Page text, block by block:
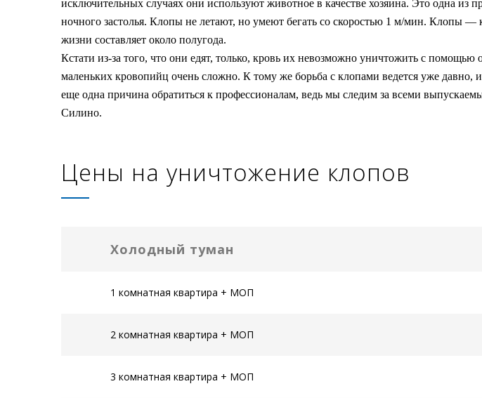
исключительных случаях они используют животное в качестве хозяина. Это одна из
ночного застолья. Клопы не летают, но умеют бегать со скоростью 1 м/мин. Клопы
жизни составляет около полугода.
Кстати из-за того, что они едят, только, кровь их невозможно уничтожить с
маленьких кровопийц очень сложно. К тому же борьба с клопами ведется уже
еще одна причина обратиться к профессионалам, ведь мы следим за всеми
Силино.
Цены на уничтожение клопов
Холодный туман
1 комнатная квартира + МОП
2 комнатная квартира + МОП
3 комнатная квартира + МОП